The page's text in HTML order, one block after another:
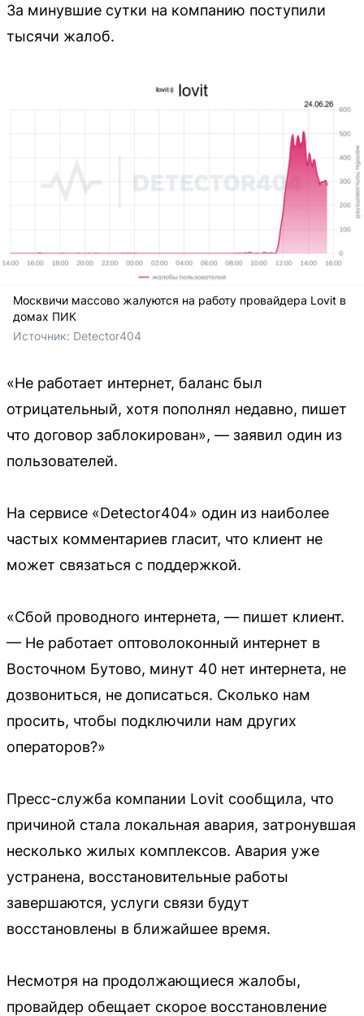
За минувшие сутки на компанию поступили
тысячи жалоб.
Москвичи массово жалуются на работу провайдера Lovit в
домах ПИК
Источник: Detector404
«Не работает интернет, баланс был
отрицательный, хотя пополнял недавно, пишет
что договор заблокирован», — заявил один из
пользователей.
На сервисе «Detector404» один из наиболее
частых комментариев гласит, что клиент не
может связаться с поддержкой.
«Сбой проводного интернета, — пишет клиент.
— Не работает оптоволоконный интернет в
Восточном Бутово, минут 40 нет интернета, не
дозвониться, не дописаться. Сколько нам
просить, чтобы подключили нам других
операторов?»
Пресс-служба компании Lovit сообщила, что
причиной стала локальная авария, затронувшая
несколько жилых комплексов. Авария уже
устранена, восстановительные работы
завершаются, услуги связи будут
восстановлены в ближайшее время.
Несмотря на продолжающиеся жалобы,
провайдер обещает скорое восстановление